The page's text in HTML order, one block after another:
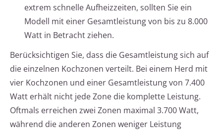
extrem schnelle Aufheizzeiten, sollten Sie ein
Modell mit einer Gesamtleistung von bis zu 8.000
Watt in Betracht ziehen.
Berücksichtigen Sie, dass die Gesamtleistung sich auf
die einzelnen Kochzonen verteilt. Bei einem Herd mit
vier Kochzonen und einer Gesamtleistung von 7.400
Watt erhält nicht jede Zone die komplette Leistung.
Oftmals erreichen zwei Zonen maximal 3.700 Watt,
während die anderen Zonen weniger Leistung